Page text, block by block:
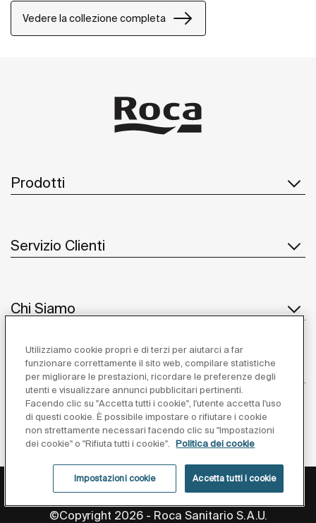
Vedere la collezione completa
Prodotti
Servizio Clienti
Chi Siamo
Ispirazione
Seguiteci
Privacy Policy Avviso Legale Cookies Policy
©Copyright 2026 - Roca Sanitario S.A.U.
Utilizziamo cookie propri e di terzi per aiutarci a far
funzionare correttamente il sito web, compilare statistiche
per migliorare le prestazioni, ricordare le preferenze degli
utenti e visualizzare annunci pubblicitari pertinenti.
Facendo clic su "Accetta tutti i cookie", l'utente accetta l'uso
di questi cookie. È possibile impostare o rifiutare i cookie
non strettamente necessari facendo clic su "Impostazioni
dei cookie" o "Rifiuta tutti i cookie".
Politica dei cookie
Impostazioni cookie Accetta tutti i cookie